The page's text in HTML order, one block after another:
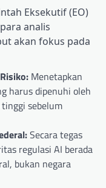
Eksekutif (EO)
analis
akan fokus pada
Menetapkan
harus dipenuhi oleh
sebelum
Secara tegas
regulasi AI berada
bukan negara